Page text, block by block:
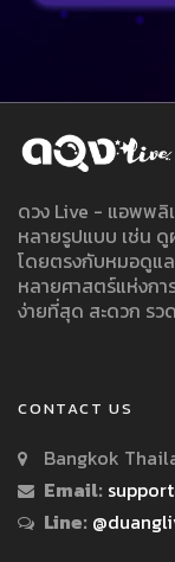
ดวง Live - แอพพลิ
หลายรูปแบบ เช่น
โดยตรงกับหมอดูแ
หลายศาสตร์แห่งกา
ง่ายที่สุด สะดวก รว
CONTACT US
Bangkok
Email:
Line: